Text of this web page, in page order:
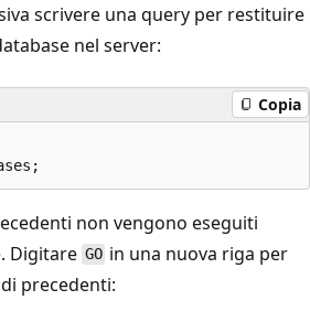
scrivere una query per restituire
nel server:
Copia
non vengono eseguiti
Digitare GO in una nuova riga per
precedenti: